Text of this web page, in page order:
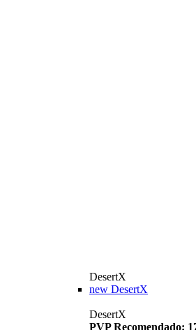
DesertX
new DesertX
DesertX
PVP Recomendado: